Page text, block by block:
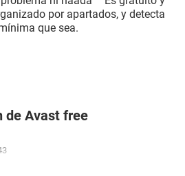
por apartados, y detecta
que sea.
de Avast free